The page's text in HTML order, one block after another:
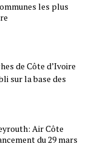
les plus
de Côte d’Ivoire
sur la base des
Air Côte
du 29 mars